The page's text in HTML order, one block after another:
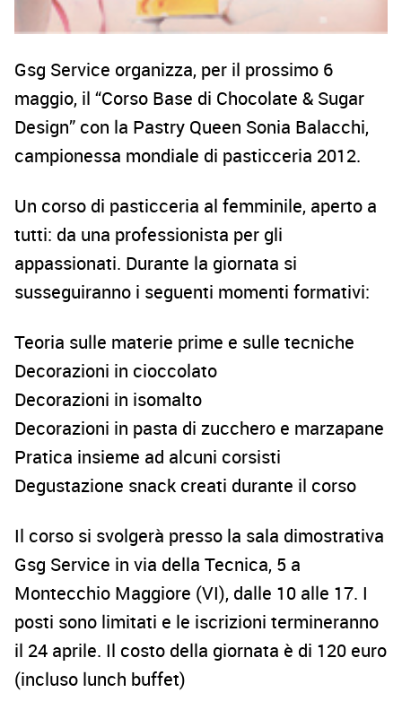
Gsg Service organizza, per il prossimo 6
maggio, il “Corso Base di Chocolate & Sugar
Design” con la Pastry Queen Sonia Balacchi,
campionessa mondiale di pasticceria 2012.
Un corso di pasticceria al femminile, aperto a
tutti: da una professionista per gli
appassionati. Durante la giornata si
susseguiranno i seguenti momenti formativi:
Teoria sulle materie prime e sulle tecniche
Decorazioni in cioccolato
Decorazioni in isomalto
Decorazioni in pasta di zucchero e marzapane
Pratica insieme ad alcuni corsisti
Degustazione snack creati durante il corso
Il corso si svolgerà presso la sala dimostrativa
Gsg Service in via della Tecnica, 5 a
Montecchio Maggiore (VI), dalle 10 alle 17. I
posti sono limitati e le iscrizioni termineranno
il 24 aprile. Il costo della giornata è di 120 euro
(incluso lunch buffet)